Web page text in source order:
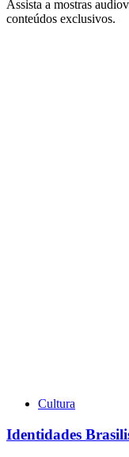
Assista a mostras
conteúdos exclusivos.
Cultura
Identidades